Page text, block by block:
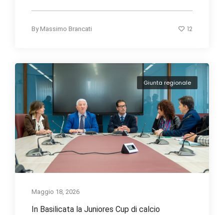
By Massimo Brancati 12
Giunta regionale
Maggio 18, 2026
In Basilicata la Juniores Cup di calcio